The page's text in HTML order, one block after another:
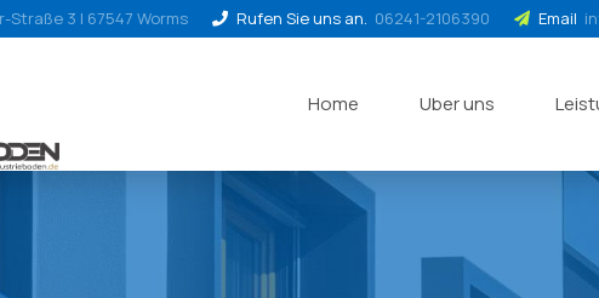
Straße 3 | 67547 Worms Rufen Sie uns an. 06241-2106390 Email
Home Uber uns